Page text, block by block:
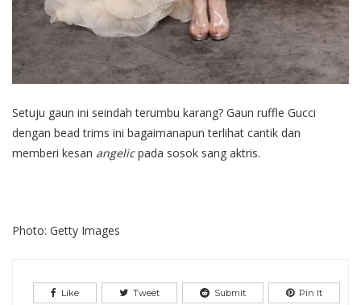
Setuju gaun ini seindah terumbu karang? Gaun ruffle Gucci
dengan bead trims ini bagaimanapun terlihat cantik dan
memberi kesan angelicpada sosok sang aktris.
Photo: Getty Images
Like Tweet Submit Pin It